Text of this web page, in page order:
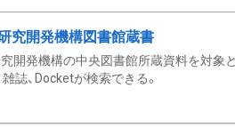
究開発機構図書館蔵書
開発機構の中央図書館所蔵資料を対象
雑誌、Docketが検索できる。